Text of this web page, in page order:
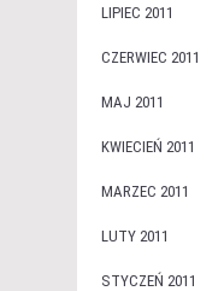
LIPIEC 2011
CZERWIEC 2011
MAJ 2011
KWIECIEŃ 2011
MARZEC 2011
LUTY 2011
STYCZEŃ 2011